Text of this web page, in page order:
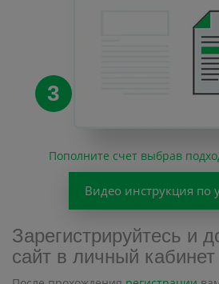
3
Пополните счет выбрав
Видео инструкция по
Зарегистрируйтесь и
сайт в личный кабинет